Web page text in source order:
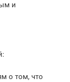
и
о том, что